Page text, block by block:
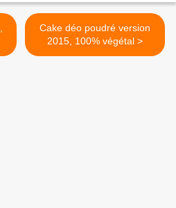
Cake déo poudré version
2015, 100% végétal >